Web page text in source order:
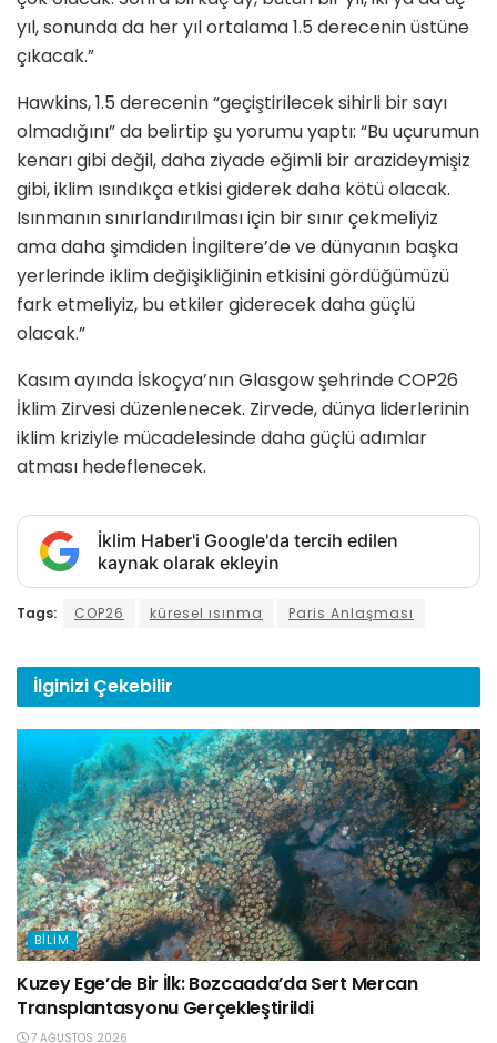
yıl, sonunda da her yıl ortalama 1.5 derecenin üstüne
çıkacak.”
Hawkins, 1.5 derecenin “geçiştirilecek sihirli bir sayı
olmadığını” da belirtip şu yorumu yaptı: “Bu uçurumun
kenarı gibi değil, daha ziyade eğimli bir arazideymişiz
gibi, iklim ısındıkça etkisi giderek daha kötü olacak.
Isınmanın sınırlandırılması için bir sınır çekmeliyiz
ama daha şimdiden İngiltere’de ve dünyanın başka
yerlerinde iklim değişikliğinin etkisini gördüğümüzü
fark etmeliyiz, bu etkiler giderecek daha güçlü
olacak.”
Kasım ayında İskoçya’nın Glasgow şehrinde COP26
İklim Zirvesi düzenlenecek. Zirvede, dünya liderlerinin
iklim kriziyle mücadelesinde daha güçlü adımlar
atması hedeflenecek.
İklim Haber'i Google'da tercih edilen
kaynak olarak ekleyin
Tags: COP26 küresel ısınma Paris Anlaşması
İlginizi Çekebilir
BILIM
Kuzey Ege’de Bir İlk: Bozcaada’da Sert Mercan
Transplantasyonu Gerçekleştirildi
7 AĞUSTOS 2026